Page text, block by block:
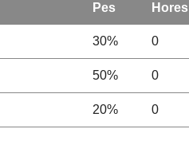
Pes Hores
30% 0
50% 0
20% 0